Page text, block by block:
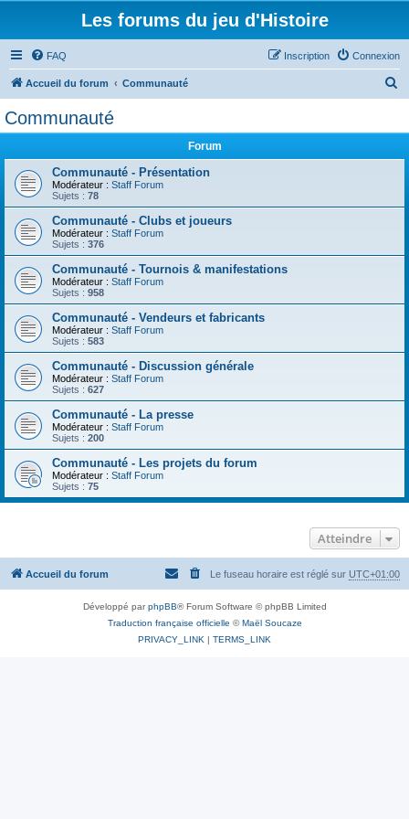
Les forums du jeu d'Histoire
FAQ Connexion
Inscription
Accueil du forum Communauté
e
Communauté
Forum
Communauté - Présentation
Modérateur : Staff Forum
Sujets : 78
Communauté - Clubs et joueurs
Modérateur : Staff Forum
Sujets : 376
Communauté - Tournois & manifestations
Modérateur : Staff Forum
Sujets : 958
Communauté - Vendeurs et fabricants
Modérateur : Staff Forum
Sujets : 583
Communauté - Discussion générale
Modérateur : Staff Forum
Sujets : 627
Communauté - La presse
Modérateur : Staff Forum
Sujets : 200
Communauté - Les projets du forum
Modérateur : Staff Forum
Sujets : 75
Atteindre
Accueil du forum Le fuseau horaire est réglé sur UTC+01:00
Développé parphpBB® Forum Software © phpBB Limited
Traduction française officielle ©Maël Soucaze
PRIVACY_LINK | TERMS_LINK